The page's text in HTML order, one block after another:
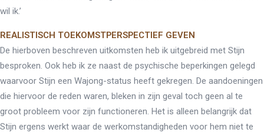
wil ik.’
REALISTISCH TOEKOMSTPERSPECTIEF GEVEN
De hierboven beschreven uitkomsten heb ik uitgebreid met Stijn
besproken. Ook heb ik ze naast de psychische beperkingen gelegd
waarvoor Stijn een Wajong-status heeft gekregen. De aandoeningen
die hiervoor de reden waren, bleken in zijn geval toch geen al te
groot probleem voor zijn functioneren. Het is alleen belangrijk dat
Stijn ergens werkt waar de werkomstandigheden voor hem niet te